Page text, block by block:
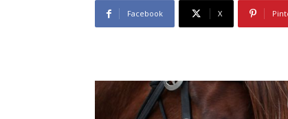
Facebook X